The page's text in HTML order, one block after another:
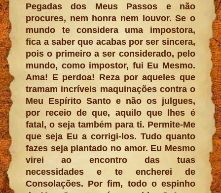
Pegadas dos Meus Passos e não
procures, nem honra nem louvor. Se o
mundo te considera uma impostora,
fica a saber que acabas por ser sincera,
pois o primeiro a ser considerado, pelo
mundo, como impostor, fui Eu Mesmo.
Ama! E perdoa! Reza por aqueles que
tramam incríveis maquinações contra o
Meu Espírito Santo e não os julgues,
por receio de que, aquilo que lhes é
fatal, o seja também para ti. Permite-Me
que seja Eu a corrigi-los. Tudo quanto
fazes seja plantado no amor. Eu Mesmo
virei ao encontro das tuas
necessidades e te encherei de
Consolações. Por fim, todo o espinho